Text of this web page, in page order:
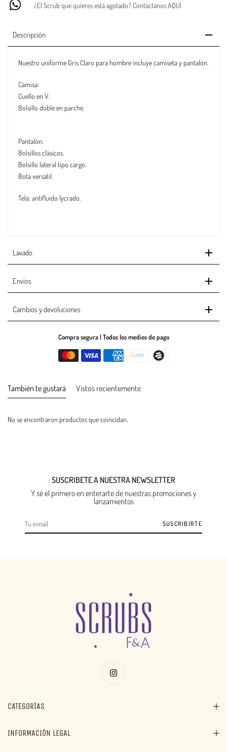
¿El Scrub que quieres está agotado? Contáctanos AQUÍ
Descripción
Nuestro uniforme Gris Claro para hombre incluye camiseta y pantalón.
Camisa:
Cuello en V.
Bolsillo doble en parche.
Pantalón:
Bolsillos clásicos.
Bolsillo lateral tipo cargo.
Bota versátil.
Tela: antifluido lycrado.
Lavado
Envíos
Cambios y devoluciones
Compra segura | Todos los medios de pago
También te gustará Vistos recientemente
No se encontraron productos que coincidan.
SUSCRIBETE A NUESTRA NEWSLETTER
Y sé el primero en enterarte de nuestras promociones y
lanzamientos
SUSCRIBIRTE
CATEGORÍAS
INFORMACIÓN LEGAL